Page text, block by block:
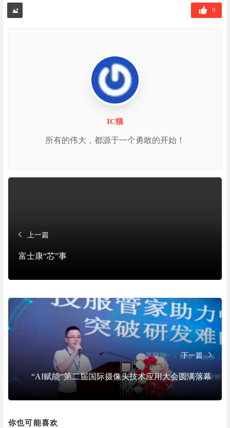
签
0
IC猫
所有的伟大，都源于一个勇敢的开始！
上一篇
富士康“芯”事
下一篇
“AI赋能”第二届国际摄像头技术应用大会圆满落幕
你也可能喜欢